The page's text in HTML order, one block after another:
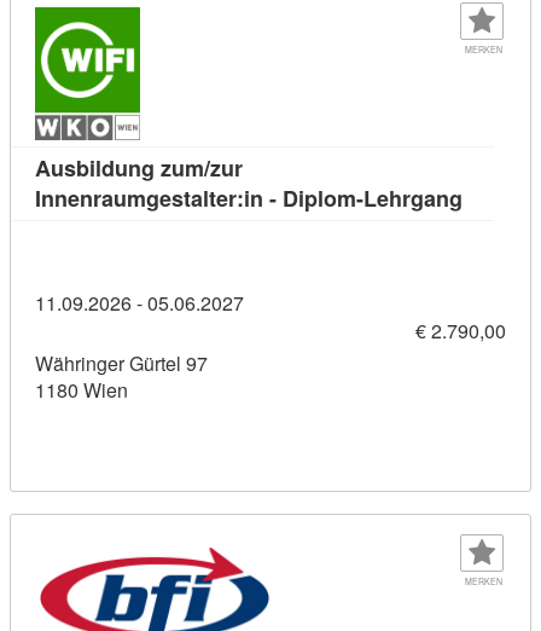
MERKEN
Ausbildung zum/zur
Innenraumgestalter:in - Diplom-Lehrgang
11.09.2026 - 05.06.2027
€ 2.790,00
Währinger Gürtel 97
1180 Wien
MERKEN